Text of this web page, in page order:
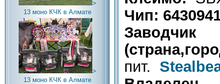
>
13 моно КЧК в Алмате
>
13 моно КЧК в Алмате
Чип:
Заводчик
пит.